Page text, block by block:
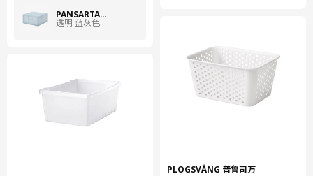
房间的灵活储物系列，帮助人们应对生活里的各种活动需求。盒子
表面也可以用来摆放物品，而且移动起来轻松方便，这一点对于生
活空间越来越狭小、要共享空间和经常搬家的人来说尤其实用。条
纹也是结构设计的一部分，可形成图案元素；而部分透明材料方便
你通过更换内容物来改变外观的颜色。"
PANSARTAX 潘萨塔
透明 蓝灰色
PLOGSVÄNG 普鲁司万